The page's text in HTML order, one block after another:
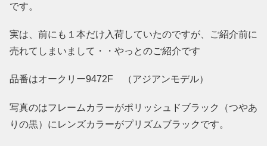
です。
実は、前にも１本だけ入荷していたのですが、ご紹介前に
売れてしまいまして・・やっとのご紹介です
品番はオークリー9472F （アジアンモデル）
写真のはフレームカラーがポリッシュドブラック（つやあ
りの黒）にレンズカラーがプリズムブラックです。